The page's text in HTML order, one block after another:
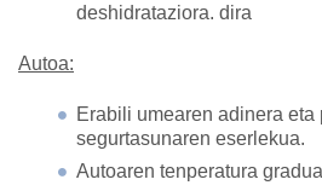
deshidrataziora. dira
Autoa:
Erabili umearen adinera
segurtasunaren eserlekua.
Autoaren tenperatura